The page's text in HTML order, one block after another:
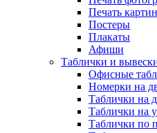
Печать картин
Постеры
Плакаты
Афиши
Таблички и
Офисные
Номерки на
Таблички на
Таблички на
Таблички по